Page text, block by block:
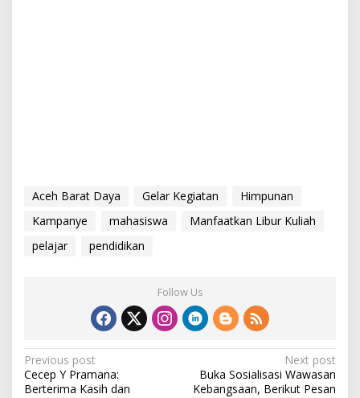
Aceh Barat Daya Gelar Kegiatan
Himpunan
Kampanye
mahasiswa
Manfaatkan Libur Kuliah
pelajar
pendidikan
Follow Us
P
o
Previous post
Cecep Y Pramana:
Berterima Kasih dan
Next post
Buka Sosialisasi Wawasan
Kebangsaan, Berikut Pesan